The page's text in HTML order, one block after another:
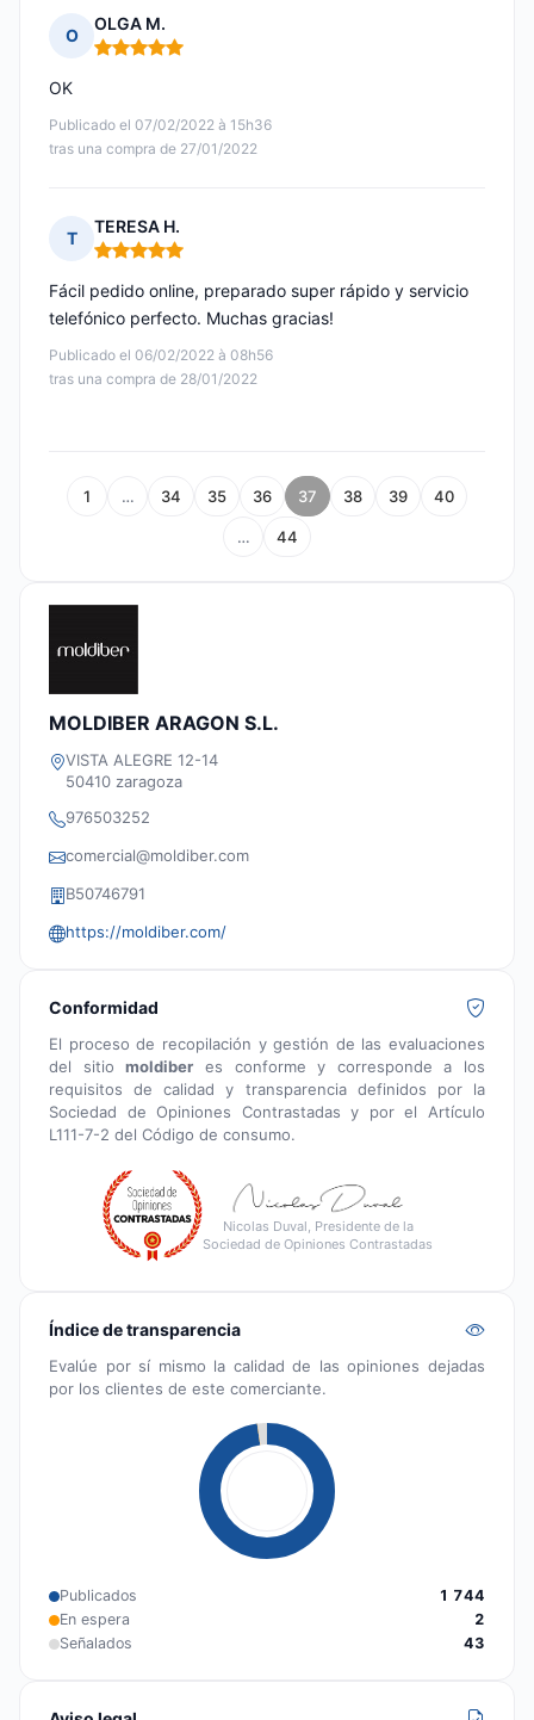
O
OLGA M.
Nota: 5 de 5
Publicado el 07/02/2022 à 15h36
tras una compra de 27/01/2022
OK
T
TERESA H.
Nota: 5 de 5
Publicado el 06/02/2022 à 08h56
tras una compra de 28/01/2022
Fácil pedido online, preparado super rápido y servicio
telefónico perfecto. Muchas gracias!
1 … 34 35 36 37 38 39 40
… 44
MOLDIBER ARAGON S.L.
VISTA ALEGRE 12-14
50410 zaragoza
976503252
comercial@moldiber.com
B50746791
https://moldiber.com/
Conformidad
El proceso de recopilación y gestión de las evaluaciones
del sitiomoldiber es conforme y corresponde a los
requisitos de calidad y transparencia definidos por la
Sociedad de Opiniones Contrastadas y por el Artículo
L111-7-2 del Código de consumo.
Nicolas Duval, Presidente de la
Sociedad de Opiniones Contrastadas
Índice de transparencia
Evalúe por sí mismo la calidad de las opiniones dejadas
por los clientes de este comerciante.
Publicados
1 744
En espera
2
Señalados
43